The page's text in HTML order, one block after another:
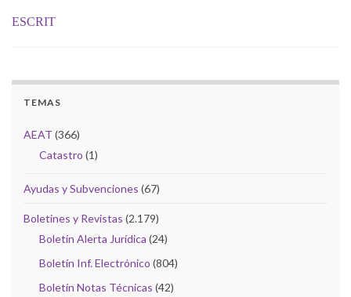
ESCRIT
TEMAS
AEAT (366)
Catastro (1)
Ayudas y Subvenciones (67)
Boletines y Revistas (2.179)
Boletín Alerta Jurídica (24)
Boletín Inf. Electrónico (804)
Boletín Notas Técnicas (42)